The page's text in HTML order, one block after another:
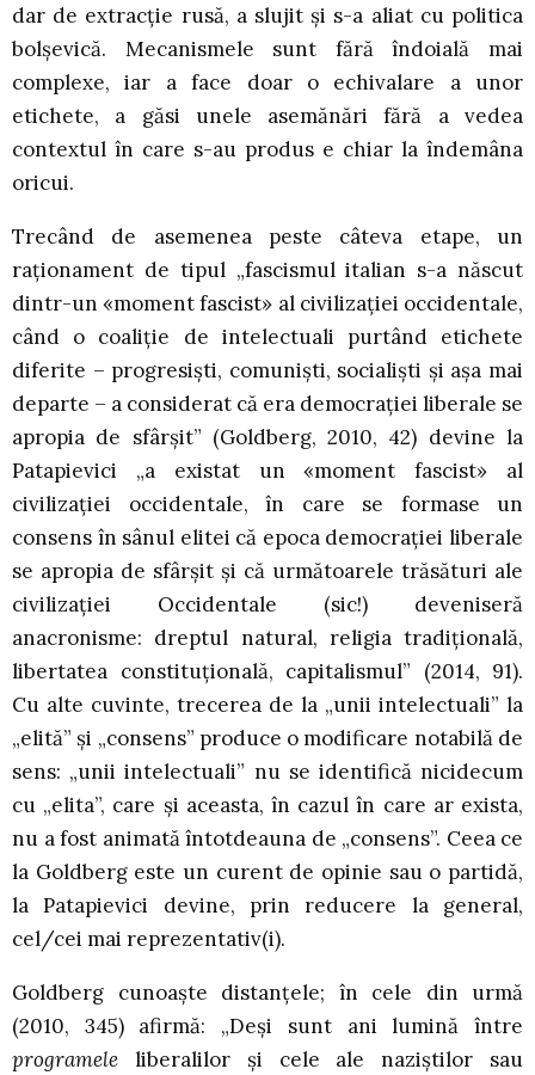
dar de extracție rusă, a slujit și s-a aliat cu politica
bolșevică. Mecanismele sunt fără îndoială mai
complexe, iar a face doar o echivalare a unor
etichete, a găsi unele asemănări fără a vedea
contextul în care s-au produs e chiar la îndemâna
oricui.
Trecând de asemenea peste câteva etape, un
raționament de tipul „fascismul italian s-a născut
dintr-un «moment fascist» al civilizației occidentale,
când o coaliție de intelectuali purtând etichete
diferite – progresiști, comuniști, socialiști și așa mai
departe – a considerat că era democrației liberale se
apropia de sfârșit” (Goldberg, 2010, 42) devine la
Patapievici „a existat un «moment fascist» al
civilizației occidentale, în care se formase un
consens în sânul elitei că epoca democrației liberale
se apropia de sfârșit și că următoarele trăsături ale
civilizației Occidentale (sic!) deveniseră
anacronisme: dreptul natural, religia tradițională,
libertatea constituțională, capitalismul” (2014, 91).
Cu alte cuvinte, trecerea de la „unii intelectuali” la
„elită” și „consens” produce o modificare notabilă de
sens: „unii intelectuali” nu se identifică nicidecum
cu „elita”, care și aceasta, în cazul în care ar exista,
nu a fost animată întotdeauna de „consens”. Ceea ce
la Goldberg este un curent de opinie sau o partidă,
la Patapievici devine, prin reducere la general,
cel/cei mai reprezentativ(i).
Goldberg cunoaște distanțele; în cele din urmă
(2010, 345) afirmă: „Deși sunt ani lumină între
programele liberalilor și cele ale naziștilor sau